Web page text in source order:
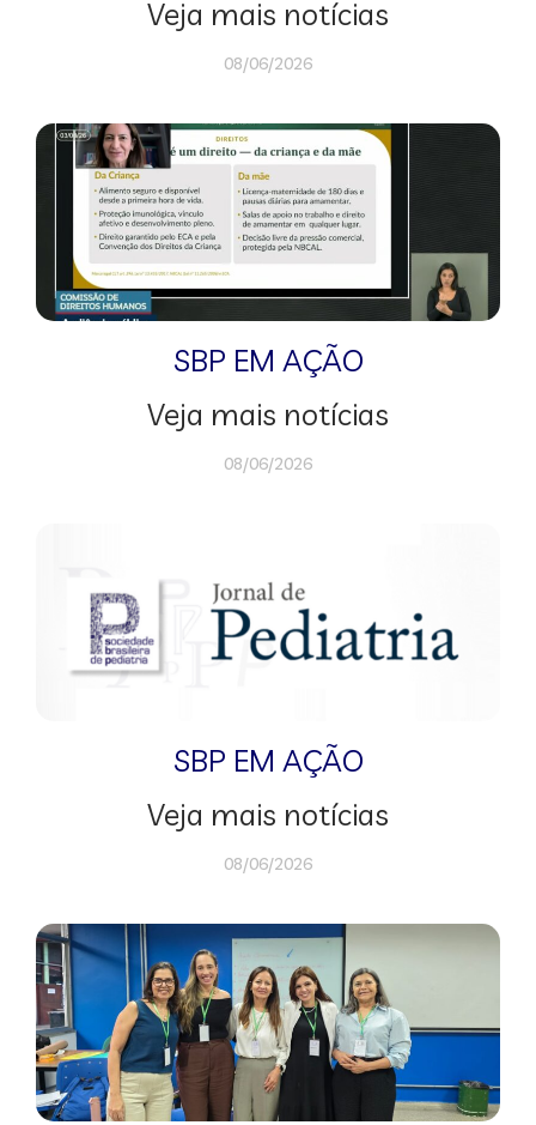
Veja mais notícias
08/06/2026
SBP EM AÇÃO
Veja mais notícias
08/06/2026
SBP EM AÇÃO
Veja mais notícias
08/06/2026